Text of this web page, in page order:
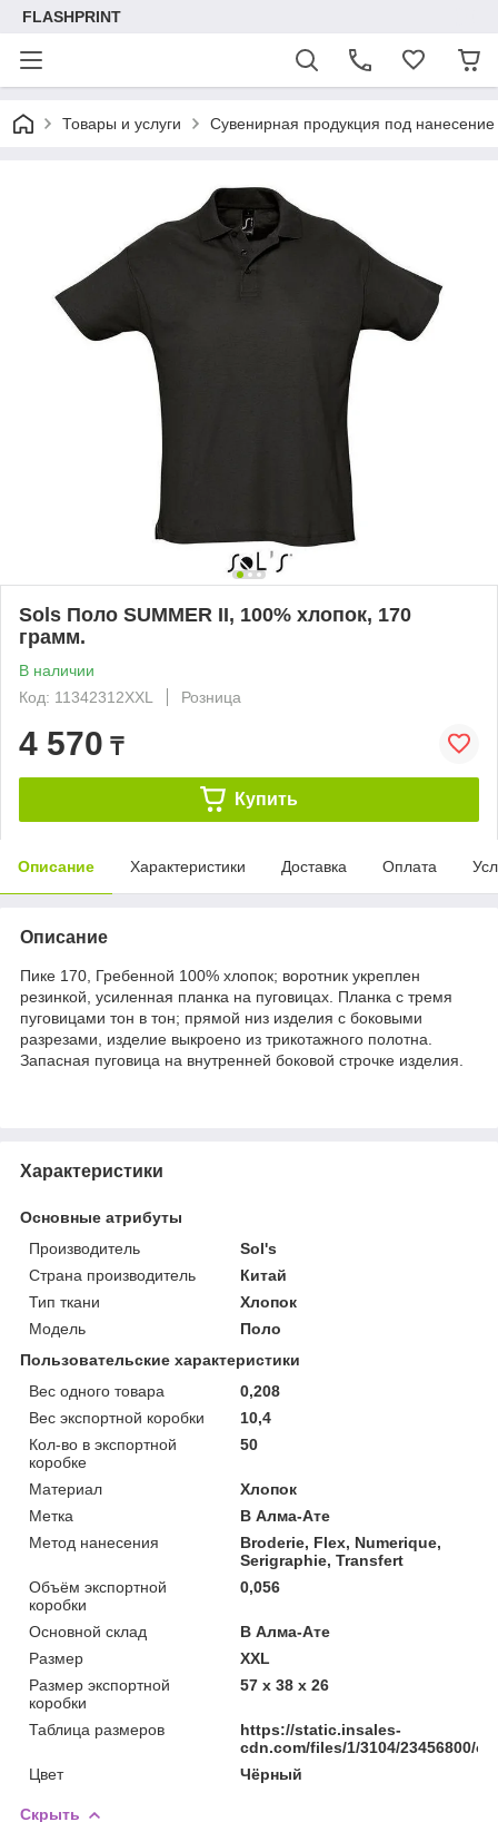
FLASHPRINT
Товары и услуги Сувенирная продукция под нанесение
Sols Поло SUMMER II, 100% хлопок, 170
грамм.
В наличии
Код: 11342312XXL
Розница
4 570 ₸
Купить
Описание Характеристики Доставка Оплата
Описание
Пике 170, Гребенной 100% хлопок; воротник укреплен
резинкой, усиленная планка на пуговицах. Планка с тремя
пуговицами тон в тон; прямой низ изделия с боковыми
разрезами, изделие выкроено из трикотажного полотна.
Запасная пуговица на внутренней боковой строчке изделия.
Характеристики
Основные атрибуты
Производитель
Sol's
Страна производитель
Китай
Тип ткани
Хлопок
Мoдель
Поло
Пользовательские характеристики
Вес одного товара
0,208
Вес экспортной коробки
10,4
Кол-во в экспортной
коробке
50
Материал
Хлопок
Метка
В Алма-Ате
Метод нанесения
Broderie, Flex, Numerique,
Serigraphie, Transfert
Объём экспортной
коробки
0,056
Основной склад
В Алма-Ате
Размер
XXL
Размер экспортной
коробки
57 x 38 x 26
Таблица размеров
https://static.insales-
cdn.com/files/1/3104/23456800/
Цвет
Чёрный
Скрыть